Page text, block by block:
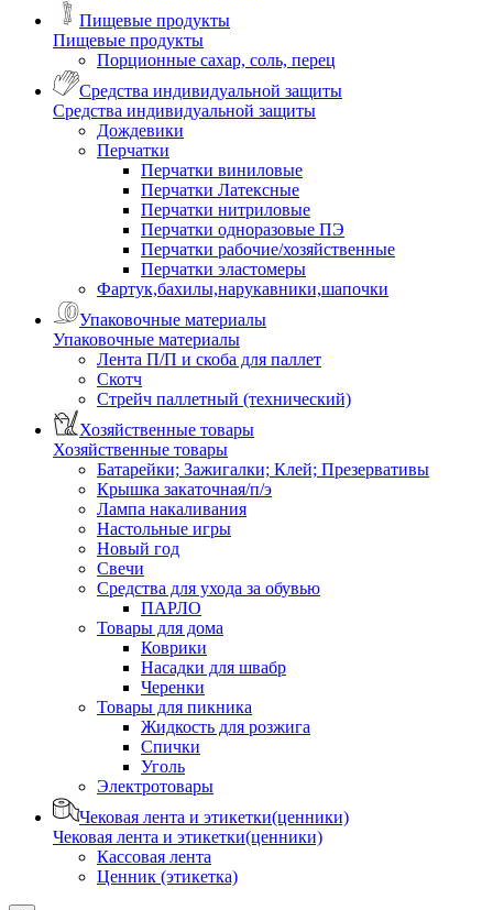
Пищевые продукты
Пищевые продукты
Порционные сахар, соль, перец
Средства индивидуальной защиты
Средства индивидуальной защиты
Дождевики
Перчатки
Перчатки виниловые
Перчатки Латексные
Перчатки нитриловые
Перчатки одноразовые ПЭ
Перчатки рабочие/хозяйственные
Перчатки эластомеры
Фартук,бахилы,нарукавники,шапочки
Упаковочные материалы
Упаковочные материалы
Лента П/П и скоба для паллет
Скотч
Стрейч паллетный (технический)
Хозяйственные товары
Хозяйственные товары
Батарейки; Зажигалки; Клей; Презервативы
Крышка закаточная/п/э
Лампа накаливания
Настольные игры
Новый год
Свечи
Средства для ухода за обувью
ПАРЛО
Товары для дома
Коврики
Насадки для швабр
Черенки
Товары для пикника
Жидкость для розжига
Спички
Уголь
Электротовары
Чековая лента и этикетки(ценники)
Чековая лента и этикетки(ценники)
Кассовая лента
Ценник (этикетка)